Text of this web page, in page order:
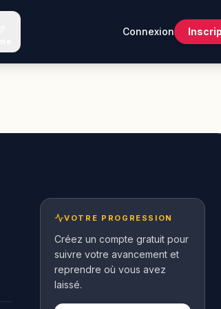
Connexion
VOTRE PROGRESSION
Créez un compte gratuit pour
suivre votre avancement et
reprendre où vous avez
laissé.